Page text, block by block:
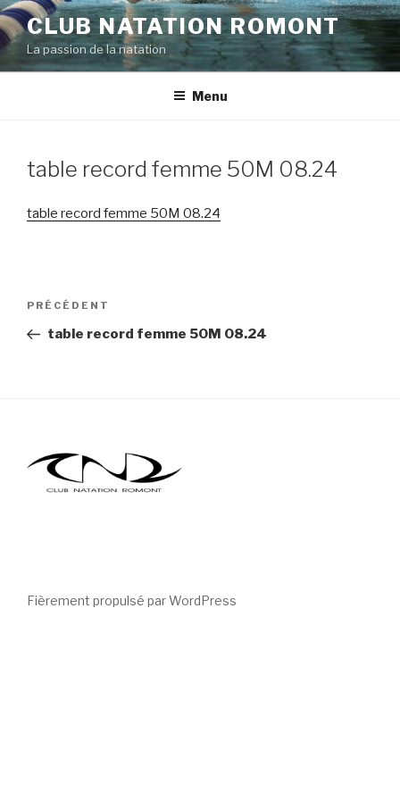
Aller
au
contenu
principal
CLUB NATATION ROMONT
La passion de la natation
Menu
table record femme 50M 08.24
table record femme 50M 08.24
Navigation
l’article
Article
précédent
PRÉCÉDENT
table record femme 50M 08.24
Fièrement propulsé par WordPress